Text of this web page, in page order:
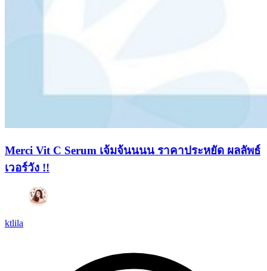
Merci Vit C Serum เจ้มจ้นนนน ราคาประหยัด ผลลัพธ์
เวอร์วัง !!
ktlila